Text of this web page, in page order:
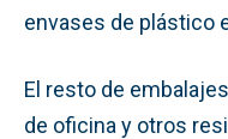
envases de plástico
El resto de
de oficina y otros